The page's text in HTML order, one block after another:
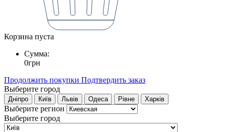
Корзина пуста
Сумма:
0грн
Продолжить покупки Подтвердить заказ
Выберите город
Дніпро Київ Львів Одеса Рівне Харків
Выберите регион
Выберите город